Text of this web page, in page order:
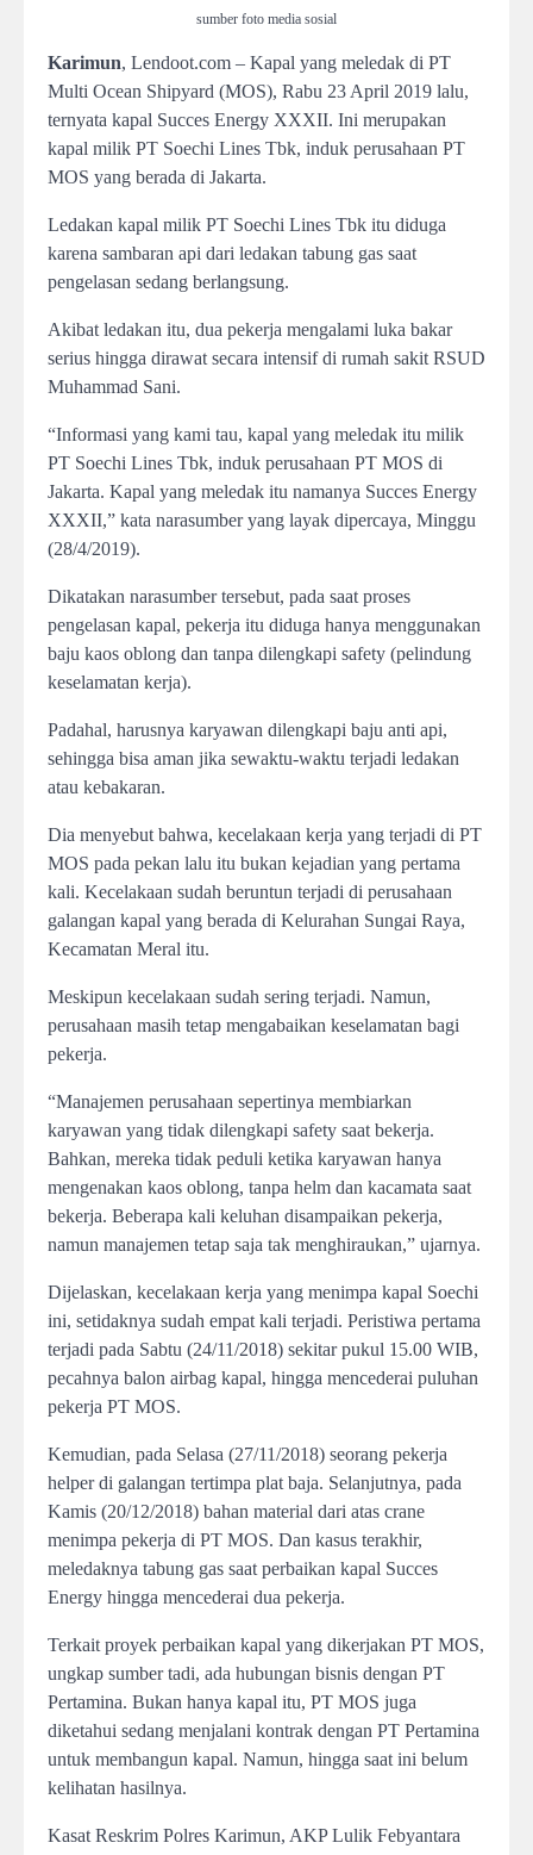
sumber foto media sosial
Karimun, Lendoot.com – Kapal yang meledak di PT
Multi Ocean Shipyard (MOS), Rabu 23 April 2019 lalu,
ternyata kapal Succes Energy XXXII. Ini merupakan
kapal milik PT Soechi Lines Tbk, induk perusahaan PT
MOS yang berada di Jakarta.
Ledakan kapal milik PT Soechi Lines Tbk itu diduga
karena sambaran api dari ledakan tabung gas saat
pengelasan sedang berlangsung.
Akibat ledakan itu, dua pekerja mengalami luka bakar
serius hingga dirawat secara intensif di rumah sakit RSUD
Muhammad Sani.
“Informasi yang kami tau, kapal yang meledak itu milik
PT Soechi Lines Tbk, induk perusahaan PT MOS di
Jakarta. Kapal yang meledak itu namanya Succes Energy
XXXII,” kata narasumber yang layak dipercaya, Minggu
(28/4/2019).
Dikatakan narasumber tersebut, pada saat proses
pengelasan kapal, pekerja itu diduga hanya menggunakan
baju kaos oblong dan tanpa dilengkapi safety (pelindung
keselamatan kerja).
Padahal, harusnya karyawan dilengkapi baju anti api,
sehingga bisa aman jika sewaktu-waktu terjadi ledakan
atau kebakaran.
Dia menyebut bahwa, kecelakaan kerja yang terjadi di PT
MOS pada pekan lalu itu bukan kejadian yang pertama
kali. Kecelakaan sudah beruntun terjadi di perusahaan
galangan kapal yang berada di Kelurahan Sungai Raya,
Kecamatan Meral itu.
Meskipun kecelakaan sudah sering terjadi. Namun,
perusahaan masih tetap mengabaikan keselamatan bagi
pekerja.
“Manajemen perusahaan sepertinya membiarkan
karyawan yang tidak dilengkapi safety saat bekerja.
Bahkan, mereka tidak peduli ketika karyawan hanya
mengenakan kaos oblong, tanpa helm dan kacamata saat
bekerja. Beberapa kali keluhan disampaikan pekerja,
namun manajemen tetap saja tak menghiraukan,” ujarnya.
Dijelaskan, kecelakaan kerja yang menimpa kapal Soechi
ini, setidaknya sudah empat kali terjadi. Peristiwa pertama
terjadi pada Sabtu (24/11/2018) sekitar pukul 15.00 WIB,
pecahnya balon airbag kapal, hingga mencederai puluhan
pekerja PT MOS.
Kemudian, pada Selasa (27/11/2018) seorang pekerja
helper di galangan tertimpa plat baja. Selanjutnya, pada
Kamis (20/12/2018) bahan material dari atas crane
menimpa pekerja di PT MOS. Dan kasus terakhir,
meledaknya tabung gas saat perbaikan kapal Succes
Energy hingga mencederai dua pekerja.
Terkait proyek perbaikan kapal yang dikerjakan PT MOS,
ungkap sumber tadi, ada hubungan bisnis dengan PT
Pertamina. Bukan hanya kapal itu, PT MOS juga
diketahui sedang menjalani kontrak dengan PT Pertamina
untuk membangun kapal. Namun, hingga saat ini belum
kelihatan hasilnya.
Kasat Reskrim Polres Karimun, AKP Lulik Febyantara